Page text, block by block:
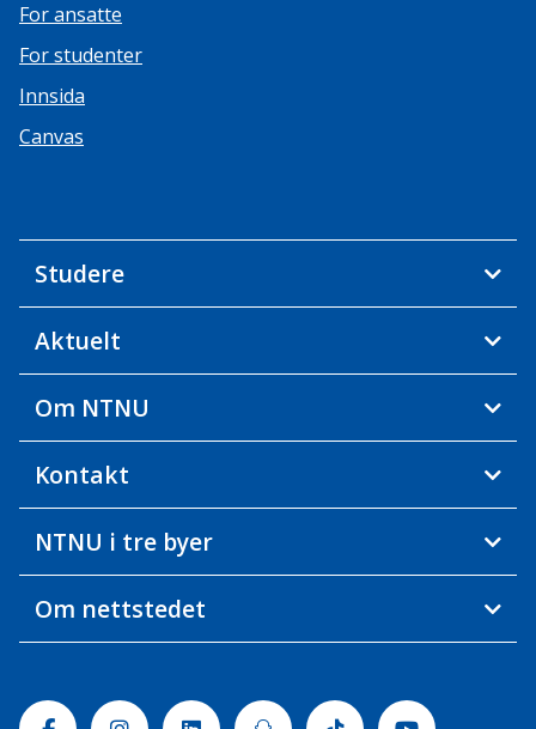
For ansatte
For studenter
Innsida
Canvas
Studere
Aktuelt
Om NTNU
Kontakt
NTNU i tre byer
Om nettstedet